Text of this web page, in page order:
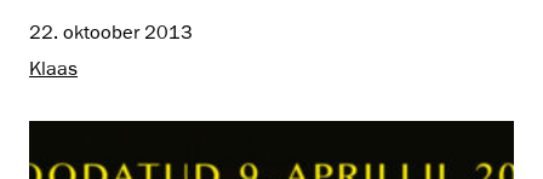
22. oktoober 2013
Klaas